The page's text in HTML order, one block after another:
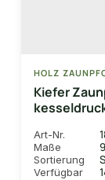
HOLZ
Kiefer
Art-Nr.
Maße
Sortierung
Verfügbar